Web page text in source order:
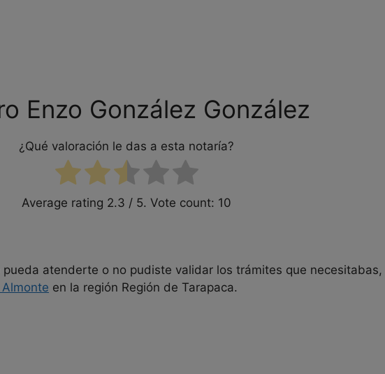
Enzo González González
¿Qué valoración le das a esta notaría?
Average rating 2.3 / 5. Vote count: 10
atenderte o no pudiste validar los trámites que
Almonte en la región Región de Tarapaca.